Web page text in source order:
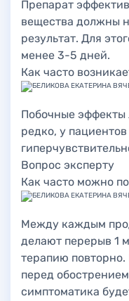
Препарат
вещества должны
результат. Для
менее 3-5 дней.
Как часто
Побочные эффекты
редко, у пациентов
Вопрос эксперту
Как часто можно
Между каждым
делают перерыв 1
терапию
перед
симптоматика